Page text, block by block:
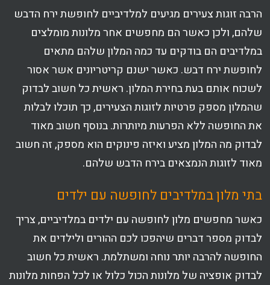
הרבה זוגות צעירים מגיעים למלדיביים לחופשת ירח הדבש
שלהם, ולכן כאשר הם מחפשים אחר מלונות מומלצים
במלדיבים הם בודקים עד כמה המלון שלהם מתאים
לחופשת ירח דבש. כאשר ישנם קריטריונים אשר אסור
לשכוח אותם בעת בחירת המלון. ראשית כל חשוב לבדוק
שהמלון מספק פרטיות לזוגות הצעירים, כך תוכלו לבלות
את החופשה ללא הפרעות מיותרות. בנוסף חשוב מאוד
לבדוק מה המלון מציע ואיזה פינוקים הוא מספק, זה חשוב
מאוד לזוגות הנמצאים בירח הדבש שלהם.
בתי מלון במלדיבים לחופשה עם ילדים
כאשר מחפשים מלון לחופשה עם ילדים במלדיביים, צריך
לבדוק מספר דברים שיהפכו לכם ההורים ולילדים את
החופשה להרבה יותר נוחה ומשתלמת. ראשית כל חשוב
לבדוק אופציה של מלונות הכול כלול או לכל הפחות מלונות